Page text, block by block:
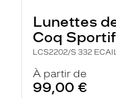
Lunettes
Coq Sportif
LCS2202/S 332
À partir de
99,00 €